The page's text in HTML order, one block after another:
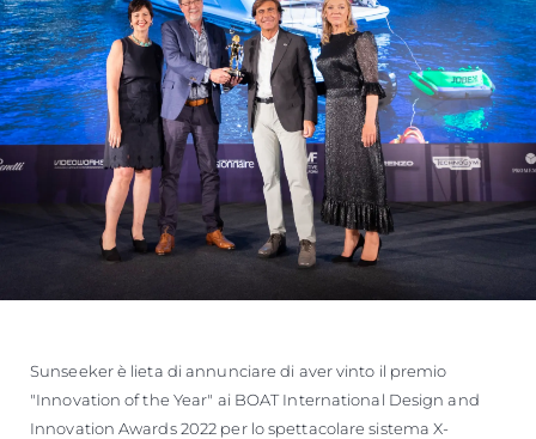
Sunseeker è lieta di annunciare di aver vinto il premio
"Innovation of the Year" ai BOAT International Design and
Innovation Awards 2022 per lo spettacolare sistema X-